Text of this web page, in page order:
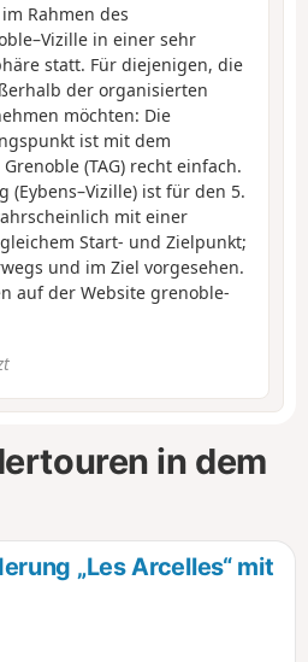
Rahmen des
in einer sehr
statt. Für diejenigen, die
der organisierten
möchten: Die
ist mit dem
(TAG) recht einfach.
(Eybens–Vizille) ist für den 5.
mit einer
Start- und Zielpunkt;
und im Ziel vorgesehen.
auf der Website grenoble-
in dem
„Les Arcelles“ mit